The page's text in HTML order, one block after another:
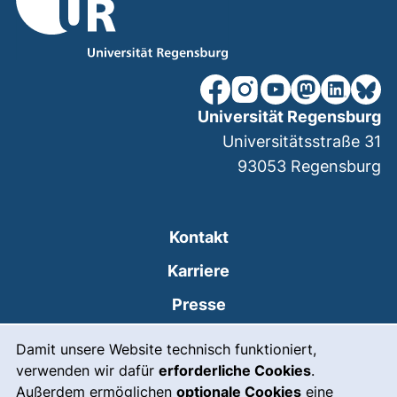
Damit unsere Website technisch funktioniert,
verwenden wir dafür erforderliche Cookies.
Außerdem ermöglichen optionale Cookies eine
unsere Facebook-Seite
unsere Instagram-
unsere YouTube-
unsereunsere
Kontakt
Karriere
Presse
Leichte Sprache
Universität Regensburg
Universitätsstraße 31
93053 Regensburg